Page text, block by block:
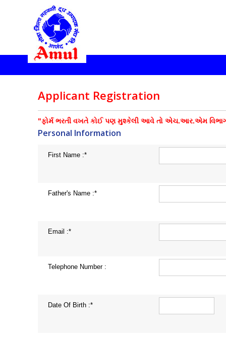
Applicant Registration
"ફોર્મ ભરતી વખતે કોઈ પણ મુશ્કેલી આવે તો એચ.આર.એમ
Personal Information
First Name :*
Father's Name :*
Email :*
Telephone Number :
Date Of Birth :*